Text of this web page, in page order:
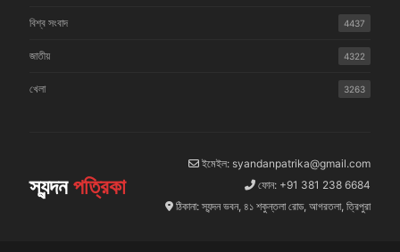
বিশ্ব সংবাদ 4437
জাতীয় 4322
খেলা 3263
স্যন্দনপত্রিকা
ইমেইল: syandanpatrika@gmail.com
ফোন: +91 381 238 6684
ঠিকানা: স্যন্দন ভবন, ৪১ শকুন্তলা রোড, আগরতলা, ত্রিপুরা